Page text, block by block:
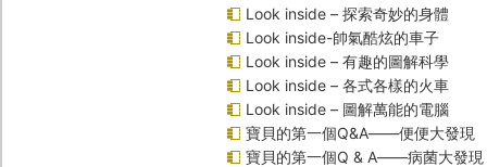
Look inside – 探索奇妙的身體
Look inside-帥氣酷炫的車子
Look inside – 有趣的圖解科學
Look inside – 各式各樣的火車
Look inside – 圖解萬能的電腦
寶貝的第一個Q&A――便便大發現
寶貝的第一個Q & A――病菌大發現